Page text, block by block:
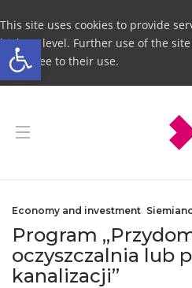
Open toolbar
This site uses cookies to provide
highest level. Further use of the
you agree to their use.
Economy and investment,
Program
oczyszczalnia lub
kanalizacji”